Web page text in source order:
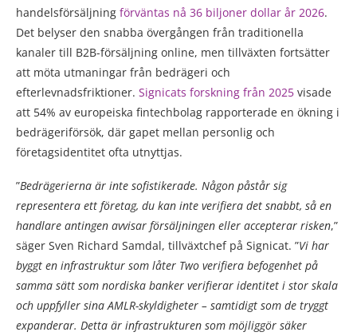
handelsförsäljning förväntas nå 36 biljoner dollar år 2026.
Det belyser den snabba övergången från traditionella
kanaler till B2B-försäljning online, men tillväxten fortsätter
att möta utmaningar från bedrägeri och
efterlevnadsfriktioner. Signicats forskning från 2025 visade
att 54% av europeiska fintechbolag rapporterade en ökning i
bedrägeriförsök, där gapet mellan personlig och
företagsidentitet ofta utnyttjas.
”Bedrägerierna är inte sofistikerade. Någon påstår sig
representera ett företag, du kan inte verifiera det snabbt, så en
handlare antingen avvisar försäljningen eller accepterar risken,”
säger Sven Richard Samdal, tillväxtchef på Signicat. ”Vi har
byggt en infrastruktur som låter Two verifiera befogenhet på
samma sätt som nordiska banker verifierar identitet i stor skala
och uppfyller sina AMLR-skyldigheter – samtidigt som de tryggt
expanderar. Detta är infrastrukturen som möjliggör säker